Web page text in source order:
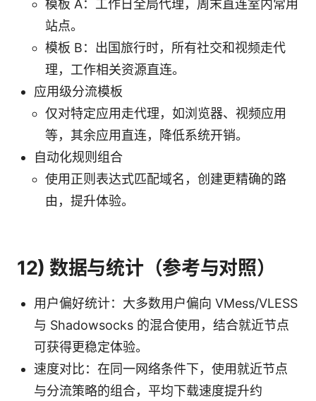
模板 A：工作日全局代理，周末直连室内常用
站点。
模板 B：出国旅行时，所有社交和视频走代
理，工作相关资源直连。
应用级分流模板
仅对特定应用走代理，如浏览器、视频应用
等，其余应用直连，降低系统开销。
自动化规则组合
使用正则表达式匹配域名，创建更精确的路
由，提升体验。
12) 数据与统计（参考与对照）
用户偏好统计：大多数用户偏向 VMess/VLESS
与 Shadowsocks 的混合使用，结合就近节点
可获得更稳定体验。
速度对比：在同一网络条件下，使用就近节点
与分流策略的组合，平均下载速度提升约